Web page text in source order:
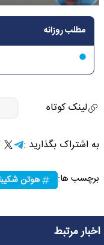
مطلب روزانه
لینک کوتاه
به اشتراک بگذارید :
برچسب ها: هوتن
اخبار مرتبط